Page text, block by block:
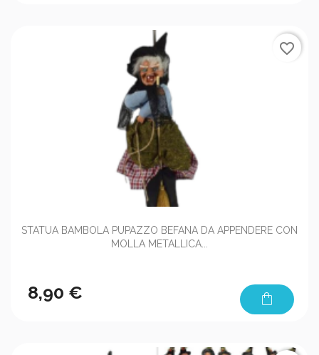
STATUA BAMBOLA PUPAZZO BEFANA DA APPENDERE CON
MOLLA METALLICA...
8,90 € shopping_bag
favorite_border